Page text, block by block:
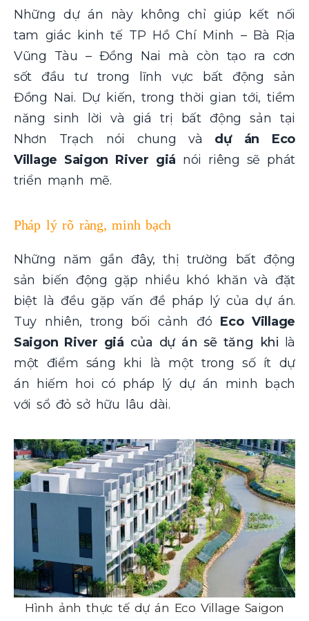
Những dự án này không chỉ giúp kết nối
tam giác kinh tế TP Hồ Chí Minh – Bà Rịa
Vũng Tàu – Đồng Nai mà còn tạo ra cơn
sốt đầu tư trong lĩnh vực bất động sản
Đồng Nai. Dự kiến, trong thời gian tới, tiềm
năng sinh lời và giá trị bất động sản tại
Nhơn Trạch nói chung và dự án Eco
Village Saigon River giá nói riêng sẽ phát
triển mạnh mẽ.
Pháp lý rõ ràng, minh bạch
Những năm gần đây, thị trường bất động
sản biến động gặp nhiều khó khăn và đặt
biệt là đều gặp vấn đề pháp lý của dự án.
Tuy nhiên, trong bối cảnh đó Eco Village
Saigon River giá của dự án sẽ tăng khi
là
một điểm sáng khi là một trong số ít dự
án hiếm hoi có pháp lý dự án minh bạch
với sổ đỏ sở hữu lâu dài.
Hình ảnh thực tế dự án Eco Village Saigon